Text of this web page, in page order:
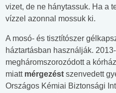
vizet, de ne hánytassuk. Ha a
vízzel azonnal mossuk ki.
A mosó- és tisztítószer
háztartásban használják.
megháromszorozódott a
miatt mérgezést szenvedett
Országos Kémiai Biztonsági